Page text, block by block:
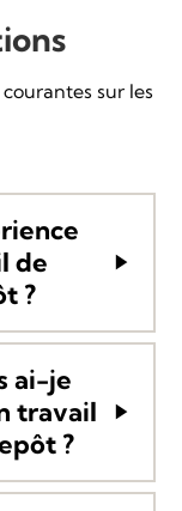
sur les
de
?
ai-je
travail
?